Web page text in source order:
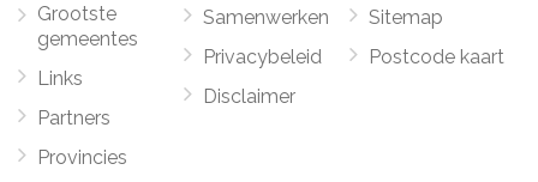
Grootste
gemeentes
Links
Partners
Provincies
Samenwerken
Privacybeleid
Disclaimer
Sitemap
Postcode kaart